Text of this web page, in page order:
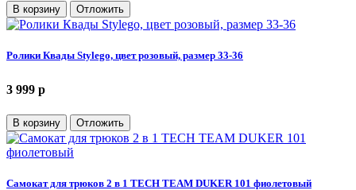
В корзину Отложить
Ролики Квады Stylego, цвет розовый, размер 33-36
3 999 p
В корзину Отложить
Самокат для трюков 2 в 1 TECH TEAM DUKER 101 фиолетовый